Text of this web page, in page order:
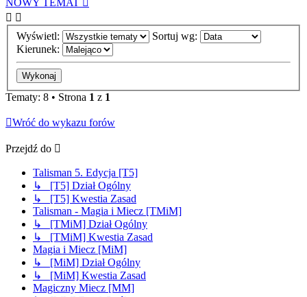
NOWY TEMAT
Wyświetl:
Sortuj wg:
Kierunek:
Tematy: 8 • Strona 1 z 1
Wróć do wykazu forów
Przejdź do
Talisman 5. Edycja [T5]
↳ [T5] Dział Ogólny
↳ [T5] Kwestia Zasad
Talisman - Magia i Miecz [TMiM]
↳ [TMiM] Dział Ogólny
↳ [TMiM] Kwestia Zasad
Magia i Miecz [MiM]
↳ [MiM] Dział Ogólny
↳ [MiM] Kwestia Zasad
Magiczny Miecz [MM]